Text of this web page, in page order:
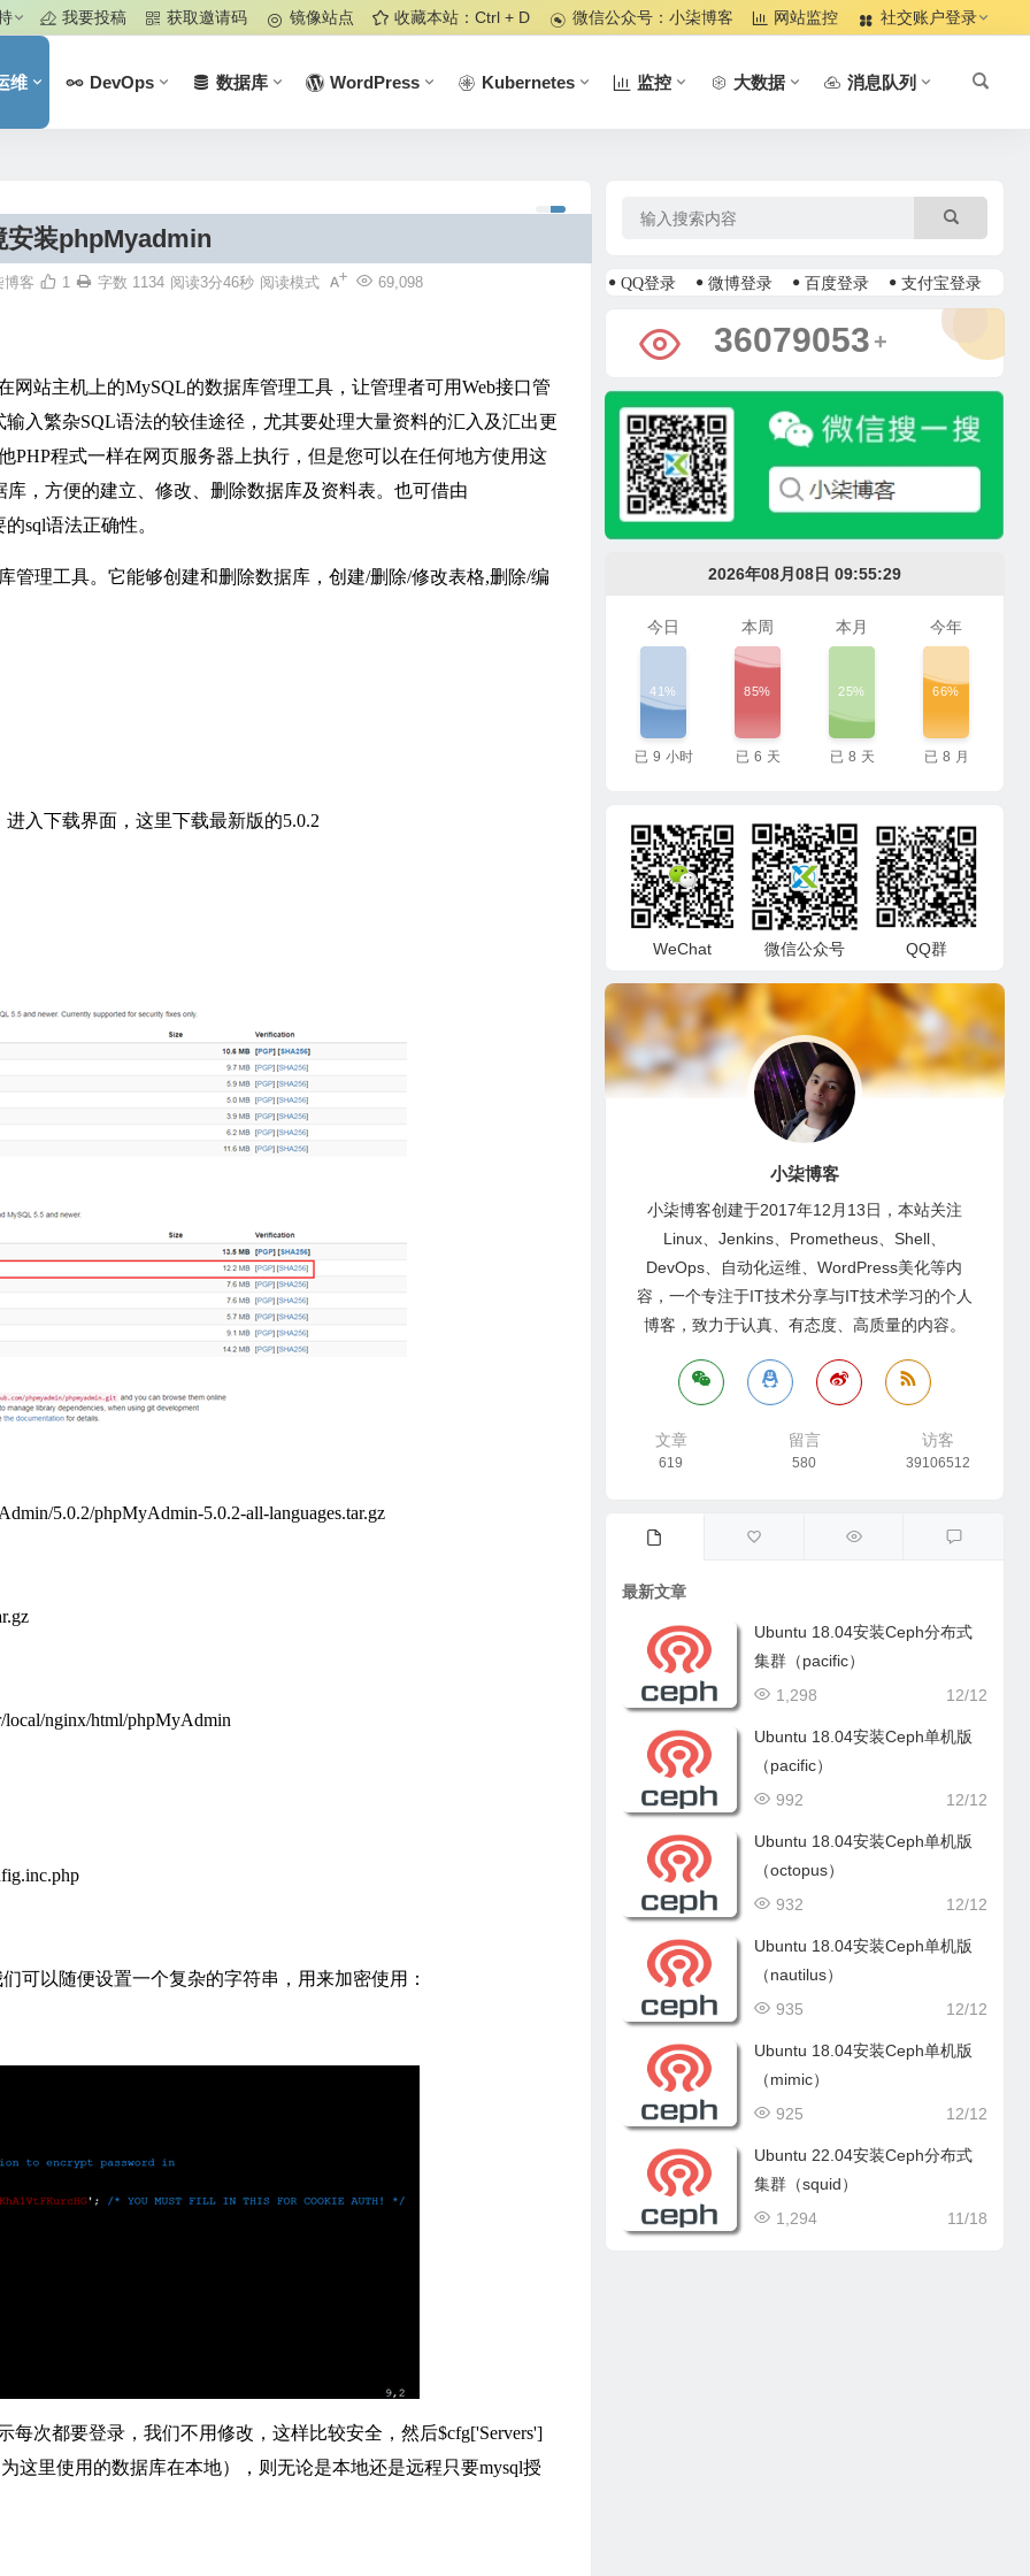
我要投稿 获取邀请码 镜像站点 收藏本站：Ctrl + D 微信公众号：小柒博客 网站监控 社交账户登录
维 DevOps 数据库 WordPress Kubernetes 监控 大数据 消息队列
装phpMyadmin
博客 69,098
1 字数 1134 阅读3分46秒 阅读模式
网站主机上的MySQL的数据库管理工具，让管理者可用Web接口管
入繁杂SQL语法的较佳途径，尤其要处理大量资料的汇入及汇出更
PHP程式一样在网页服务器上执行，但是您可以在任何地方使用这
，方便的建立、修改、删除数据库及资料表。也可借由
sql语法正确性。
管理工具。它能够创建和删除数据库，创建/删除/修改表格,删除/编
入下载界面，这里下载最新版的5.0.2
5.0.2/phpMyAdmin-5.0.2-all-languages.tar.gz
local/nginx/html/phpMyAdmin
可以随便设置一个复杂的字符串，用来加密使用：
每次都要登录，我们不用修改，这样比较安全，然后$cfg['Servers']
这里使用的数据库在本地），则无论是本地还是远程只要mysql授
QQ登录 微博登录 百度登录 支付宝登录
39041945 +
2026年08月08日 09:55:31
今日
41%
已 9 小时
本周
85%
已 6 天
本月
25%
已 8 天
今年
66%
已 8 月
WeChat 微信公众号 QQ群
小柒博客
小柒博客创建于2017年12月13日，本站关注
Linux、Jenkins、Prometheus、Shell、
DevOps、自动化运维、WordPress美化等内
容，一个专注于IT技术分享与IT技术学习的个人
博客，致力于认真、有态度、高质量的内容。
文章
619
留言
580
访客
39106512
最新文章
Ubuntu 18.04安装Ceph分布式
集群（pacific）
12/12
1,298
Ubuntu 18.04安装Ceph单机版
（pacific）
12/12
992
Ubuntu 18.04安装Ceph单机版
（octopus）
12/12
932
Ubuntu 18.04安装Ceph单机版
（nautilus）
12/12
935
Ubuntu 18.04安装Ceph单机版
（mimic）
12/12
925
Ubuntu 22.04安装Ceph分布式
集群（squid）
11/18
1,294